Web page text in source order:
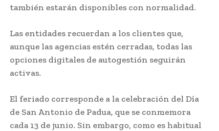
también estarán disponibles con normalidad.
Las entidades recuerdan a los clientes que,
aunque las agencias estén cerradas, todas las
opciones digitales de autogestión seguirán
activas.
El feriado corresponde a la celebración del Día
de San Antonio de Padua, que se conmemora
cada 13 de junio. Sin embargo, como es habitual